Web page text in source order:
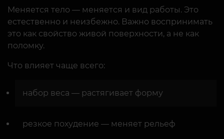
Меняется тело — меняется и вид работы. Это
естественно и неизбежно. Важно воспринимать
это как свойство живой поверхности, а не как
поломку.
Что влияет чаще всего:
набор веса — растягивает форму
резкое похудение — меняет рельеф